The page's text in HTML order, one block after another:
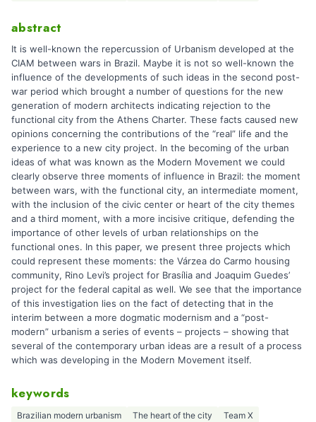
abstract
It is well-known the repercussion of Urbanism developed at the
CIAM between wars in Brazil. Maybe it is not so well-known the
influence of the developments of such ideas in the second post-
war period which brought a number of questions for the new
generation of modern architects indicating rejection to the
functional city from the Athens Charter. These facts caused new
opinions concerning the contributions of the “real” life and the
experience to a new city project. In the becoming of the urban
ideas of what was known as the Modern Movement we could
clearly observe three moments of influence in Brazil: the moment
between wars, with the functional city, an intermediate moment,
with the inclusion of the civic center or heart of the city themes
and a third moment, with a more incisive critique, defending the
importance of other levels of urban relationships on the
functional ones. In this paper, we present three projects which
could represent these moments: the Várzea do Carmo housing
community, Rino Levi’s project for Brasília and Joaquim Guedes’
project for the federal capital as well. We see that the importance
of this investigation lies on the fact of detecting that in the
interim between a more dogmatic modernism and a “post-
modern” urbanism a series of events – projects – showing that
several of the contemporary urban ideas are a result of a process
which was developing in the Modern Movement itself.
keywords
Brazilian modern urbanism The heart of the city Team X